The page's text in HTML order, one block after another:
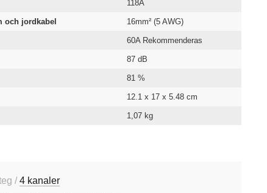
118A
och jordkabel 16mm² (5 AWG)
60A Rekommenderas
87 dB
81 %
12.1 x 17 x 5.48 cm
1,07 kg
/4 kanaler